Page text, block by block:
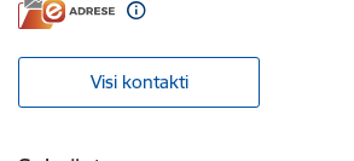
Visi kontakti